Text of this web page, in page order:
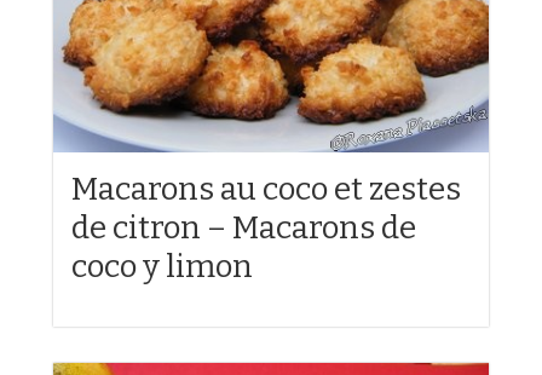
Macarons au coco et zestes
de citron – Macarons de
coco y limon